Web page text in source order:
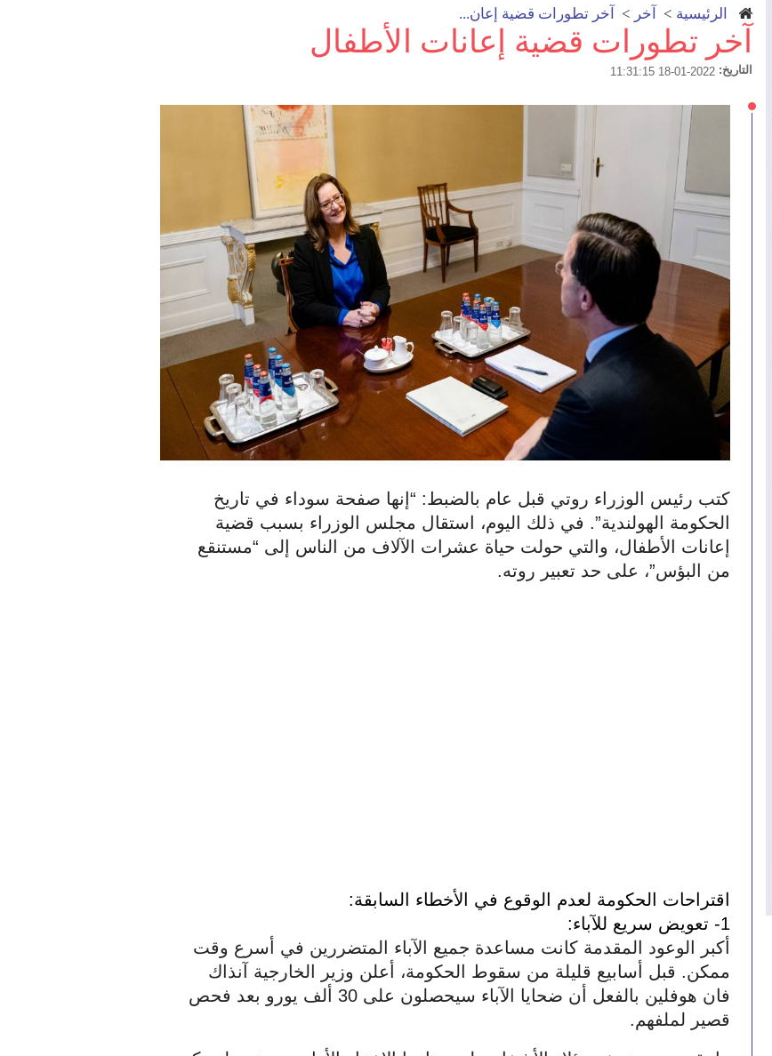
الرئيسية > آخر > آخر تطورات قضية إعان...
آخر تطورات قضية إعانات الأطفال
التاريخ:
من البؤس”، على حد تعبير روته.
اقتراحات الحكومة لعدم الوقوع في الأخطاء السابقة:
1- تعويض سريع للآباء:
قصير لملفهم.